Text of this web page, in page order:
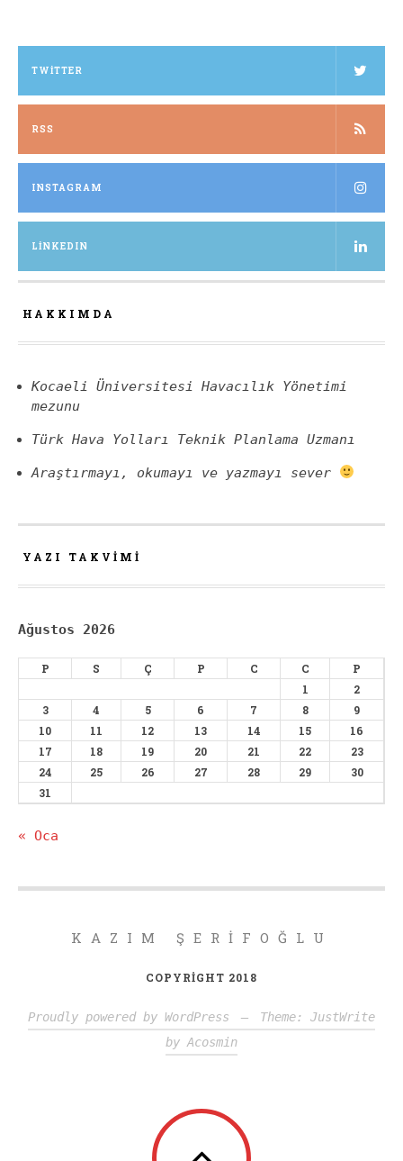
TWITTER
RSS
INSTAGRAM
LINKEDIN
HAKKIMDA
Kocaeli Üniversitesi Havacılık Yönetimi
mezunu
Türk Hava Yolları Teknik Planlama Uzmanı
Araştırmayı, okumayı ve yazmayı sever
YAZI TAKVIMI
Ağustos 2026
P S Ç P C C
P
1
2
3
4 5 6 7 8
9
10
11 12 13 14 15
16
17
18 19 20 21 22
23
24
25 26 27 28 29
30
31
« Oca
KAZIM ŞERIFOĞLU
COPYRIGHT 2018
Proudly powered by WordPress —
Theme: JustWrite
by Acosmin